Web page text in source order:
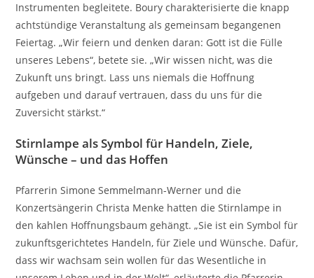
Instrumenten begleitete. Boury charakterisierte die knapp
achtstündige Veranstaltung als gemeinsam begangenen
Feiertag. „Wir feiern und denken daran: Gott ist die Fülle
unseres Lebens“, betete sie. „Wir wissen nicht, was die
Zukunft uns bringt. Lass uns niemals die Hoffnung
aufgeben und darauf vertrauen, dass du uns für die
Zuversicht stärkst.“
Stirnlampe als Symbol für Handeln, Ziele,
Wünsche – und das Hoffen
Pfarrerin Simone Semmelmann-Werner und die
Konzertsängerin Christa Menke hatten die Stirnlampe in
den kahlen Hoffnungsbaum gehängt. „Sie ist ein Symbol für
zukunftsgerichtetes Handeln, für Ziele und Wünsche. Dafür,
dass wir wachsam sein wollen für das Wesentliche in